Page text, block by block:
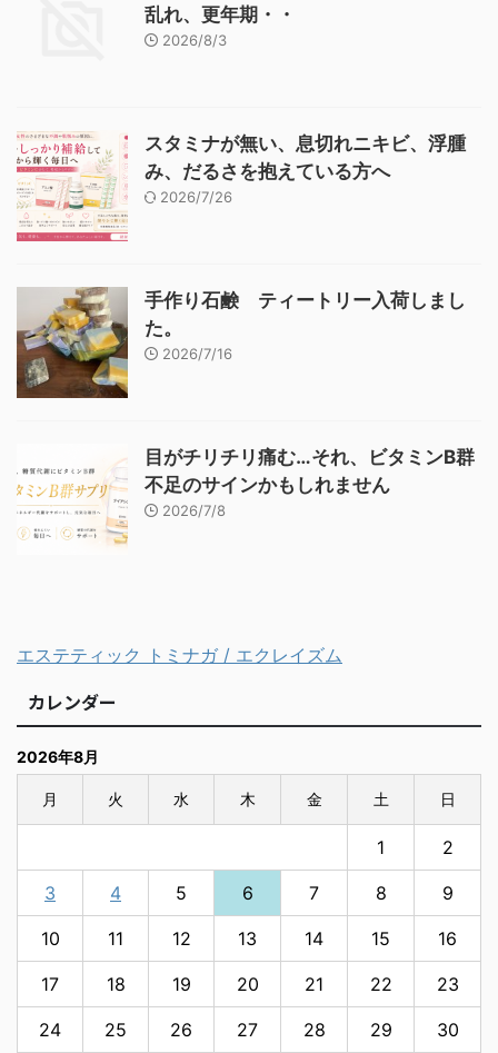
乱れ、更年期・・
2026/8/3
スタミナが無い、息切れニキビ、浮腫
み、だるさを抱えている方へ
2026/7/26
手作り石鹸 ティートリー入荷しまし
た。
2026/7/16
目がチリチリ痛む…それ、ビタミンB群
不足のサインかもしれません
2026/7/8
エステティック トミナガ / エクレイズム
カレンダー
2026年8月
月 火 水 木 金 土 日
1 2
3 4 5 6 7 8 9
10 11 12 13 14 15 16
17 18 19 20 21 22 23
24 25 26 27 28 29 30